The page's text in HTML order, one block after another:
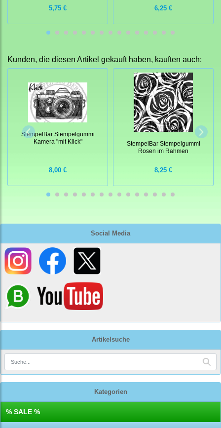
Social Media
Artikelsuche
Kategorien
% SALE %
5,75 € 6,25 €
Kunden, die diesen Artikel gekauft haben, kauften auch:
StempelBar Stempelgummi
Kamera "mit Klick"
8,00 €
StempelBar Stempelgummi
Rosen im Rahmen
8,25 €